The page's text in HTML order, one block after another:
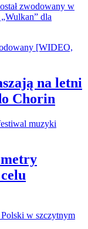
zwodowany w
dla
na letni
Chorin